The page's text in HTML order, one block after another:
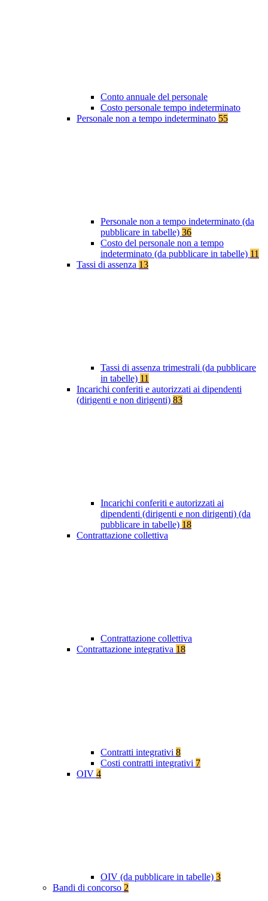
Conto annuale del personale
Costo personale tempo indeterminato
Personale non a tempo indeterminato 55
Personale non a tempo indeterminato (da
pubblicare in tabelle) 36
Costo del personale non a tempo
indeterminato (da pubblicare in tabelle) 11
Tassi di assenza 13
Tassi di assenza trimestrali (da pubblicare
in tabelle) 11
Incarichi conferiti e autorizzati ai dipendenti
(dirigenti e non dirigenti) 83
Incarichi conferiti e autorizzati ai
dipendenti (dirigenti e non dirigenti) (da
pubblicare in tabelle) 18
Contrattazione collettiva
Contrattazione collettiva
Contrattazione integrativa 18
Contratti integrativi 8
Costi contratti integrativi 7
OIV 4
OIV (da pubblicare in tabelle) 3
Bandi di concorso 2